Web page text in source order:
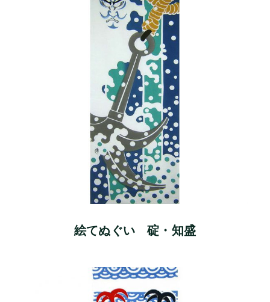
絵てぬぐい 碇・知盛